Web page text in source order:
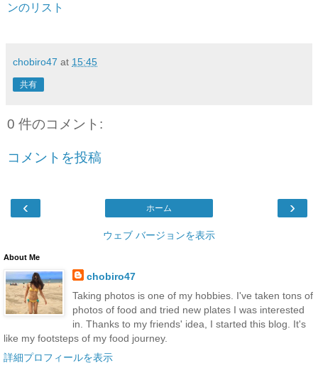
ンのリスト
chobiro47 at 15:45
共有
0 件のコメント:
コメントを投稿
‹ ›
ホーム
ウェブ バージョンを表示
About Me
chobiro47
Taking photos is one of my hobbies. I've taken tons of
photos of food and tried new plates I was interested
in. Thanks to my friends' idea, I started this blog. It's
like my footsteps of my food journey.
詳細プロフィールを表示